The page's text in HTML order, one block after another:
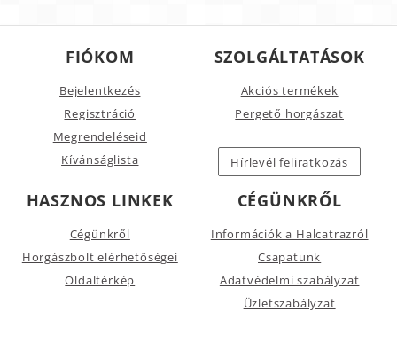
FIÓKOM
Bejelentkezés
Regisztráció
Megrendeléseid
Kívánságlista
SZOLGÁLTATÁSOK
Akciós termékek
Pergető horgászat
Hírlevél feliratkozás
HASZNOS LINKEK
Cégünkről
Horgászbolt elérhetőségei
Oldaltérkép
CÉGÜNKRŐL
Információk a Halcatrazról
Csapatunk
Adatvédelmi szabályzat
Üzletszabályzat